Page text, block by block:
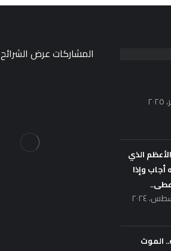
الذي
أجاب وإذا
الموت
المشاركات عرض الشرائح